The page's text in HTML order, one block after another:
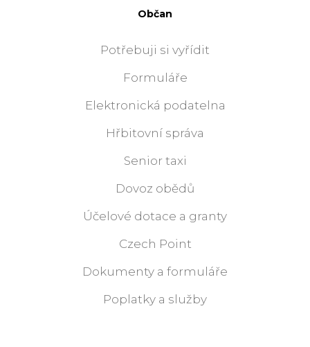
Občan
Potřebuji si vyřídit
Formuláře
Elektronická podatelna
Hřbitovní správa
Senior taxi
Dovoz obědů
Účelové dotace a granty
Czech Point
Dokumenty a formuláře
Poplatky a služby